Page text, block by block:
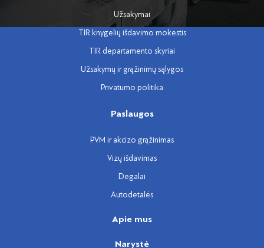
Užsakymai
TIR knygelių išdavimo mokestis
TIR departamento skyriai
Užsakymų ir grąžinimų sąlygos
Privatumo politika
Paslaugos
PVM ir akcizo grąžinimas
Vizų išdavimas
Degalai
Autodetalės
Apie mus
Narystė